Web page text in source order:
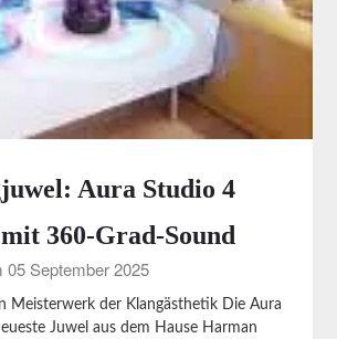
Aura Studio 4
360-Grad-Sound
05 September 2025
Meisterwerk der Klangästhetik Die Aura
Juwel aus dem Hause Harman